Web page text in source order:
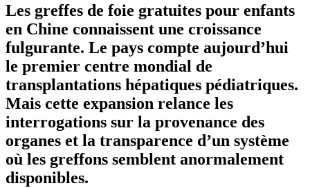
Les greffes de foie gratuites pour enfants
en Chine connaissent une croissance
fulgurante. Le pays compte aujourd’hui
le premier centre mondial de
transplantations hépatiques pédiatriques.
Mais cette expansion relance les
interrogations sur la provenance des
organes et la transparence d’un système
où les greffons semblent anormalement
disponibles.